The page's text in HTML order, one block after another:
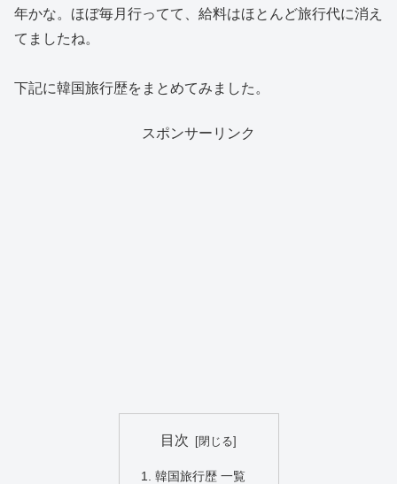
年かな。ほぼ毎月行ってて、給料はほとんど旅行代に消え
てましたね。
下記に韓国旅行歴をまとめてみました。
スポンサーリンク
目次
韓国旅行歴 一覧